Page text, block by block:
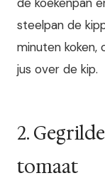
steelpan de
minuten
jus over de kip.
2.
tomaat